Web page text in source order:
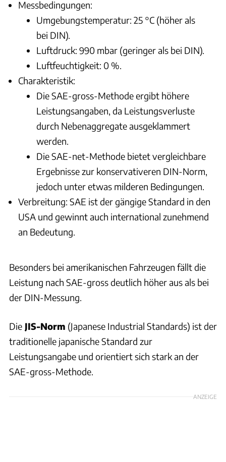
Messbedingungen:
Umgebungstemperatur: 25 °C (höher als
bei DIN).
Luftdruck: 990 mbar (geringer als bei DIN).
Luftfeuchtigkeit: 0 %.
Charakteristik:
Die SAE-gross-Methode ergibt höhere
Leistungsangaben, da Leistungsverluste
durch Nebenaggregate ausgeklammert
werden.
Die SAE-net-Methode bietet vergleichbare
Ergebnisse zur konservativeren DIN-Norm,
jedoch unter etwas milderen Bedingungen.
Verbreitung: SAE ist der gängige Standard in den
USA und gewinnt auch international zunehmend
an Bedeutung.
Besonders bei amerikanischen Fahrzeugen fällt die
Leistung nach SAE-gross deutlich höher aus als bei
der DIN-Messung.
Die JIS-Norm (Japanese Industrial Standards) ist der
traditionelle japanische Standard zur
Leistungsangabe und orientiert sich stark an der
SAE-gross-Methode.
ANZEIGE